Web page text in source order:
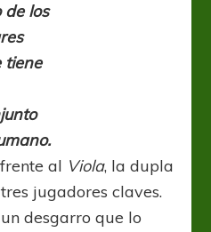
de los
tiene
al Viola, la dupla
jugadores claves.
desgarro que lo